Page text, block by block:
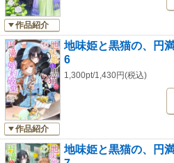
作品紹介
作品紹介
地味姫と黒猫の、円
6
1,300pt/1,430円(税込)
地味姫と黒猫の、円